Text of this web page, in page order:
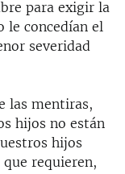
para exigir la
le concedían el
severidad
las mentiras,
hijos no están
hijos
requieren,